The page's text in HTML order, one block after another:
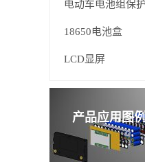
电动车电池组保
18650电池盒
LCD显屏
产品应用图